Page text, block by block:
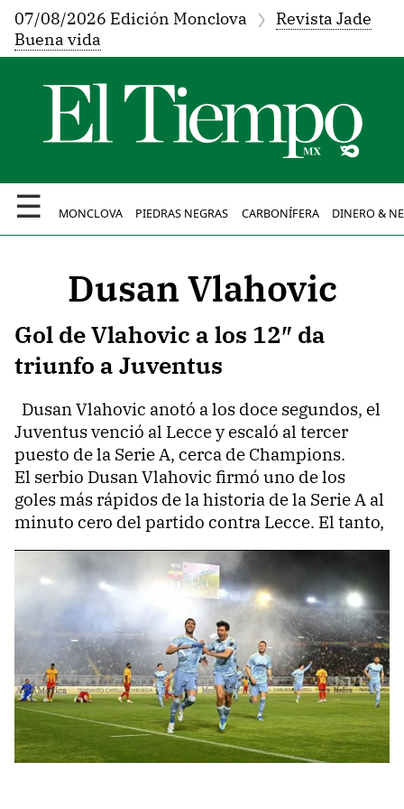
07/08/2026 Edición Monclova
Revista Jade
Buena vida
☰ MONCLOVA PIEDRAS NEGRAS CARBONÍFERA DINERO &
Dusan Vlahovic
Gol de Vlahovic a los 12″ da
triunfo a Juventus
Dusan Vlahovic anotó a los doce segundos, el
Juventus venció al Lecce y escaló al tercer
puesto de la Serie A, cerca de Champions.
El serbio Dusan Vlahovic firmó uno de los
goles más rápidos de la historia de la Serie A al
minuto cero del partido contra Lecce. El tanto,